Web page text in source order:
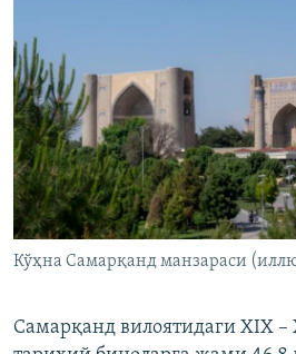
Кўҳна Самарқанд манзараси
Самарқанд вилоятидаги XIX –